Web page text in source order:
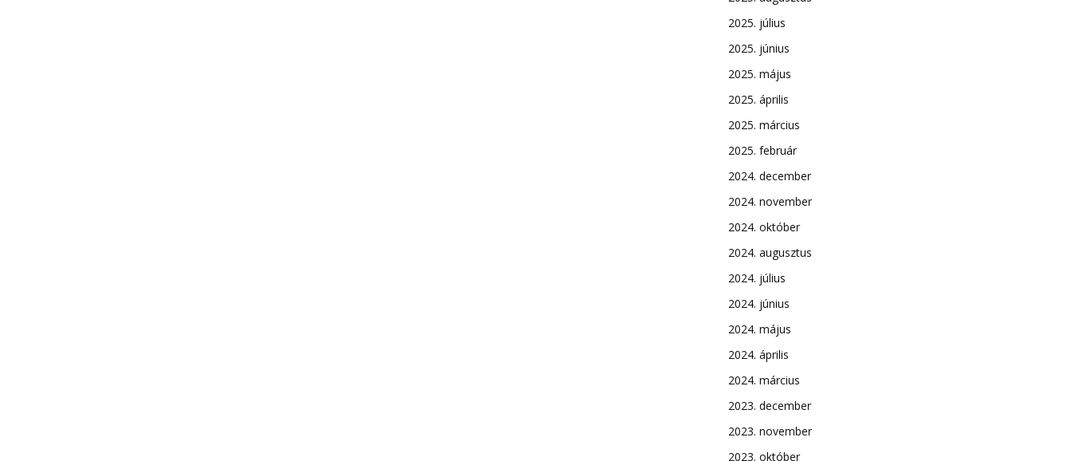
2025. július
2025. június
2025. május
2025. április
2025. március
2025. február
2024. december
2024. november
2024. október
2024. augusztus
2024. július
2024. június
2024. május
2024. április
2024. március
2023. december
2023. november
2023. október